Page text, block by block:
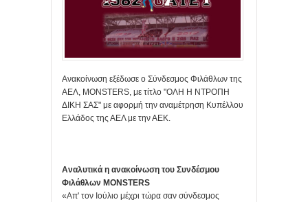
Ανακοίνωση εξέδωσε ο Σύνδεσμος Φιλάθλων της
ΑΕΛ, MONSTERS, με τίτλο "ΟΛΗ Η ΝΤΡΟΠΗ
ΔΙΚΗ ΣΑΣ" με αφορμή την αναμέτρηση Κυπέλλου
Ελλάδος της ΑΕΛ με την ΑΕΚ.
Αναλυτικά η ανακοίνωση του Συνδέσμου
Φιλάθλων MONSTERS
«Απ' τον Ιούλιο μέχρι τώρα σαν σύνδεσμος